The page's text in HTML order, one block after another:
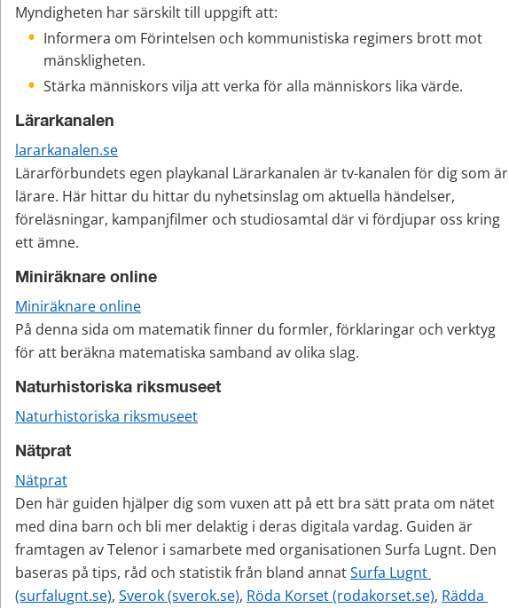
Myndigheten har särskilt till uppgift att:
Informera om Förintelsen och kommunistiska regimers brott mot
mänskligheten.
Stärka människors vilja att verka för alla människors lika värde.
Lärarkanalen
lararkanalen.se
Lärarförbundets egen playkanal Lärarkanalen är tv-kanalen för dig som är
lärare. Här hittar du hittar du nyhetsinslag om aktuella händelser,
föreläsningar, kampanjfilmer och studiosamtal där vi fördjupar oss kring
ett ämne.
Miniräknare online
Miniräknare online
På denna sida om matematik finner du formler, förklaringar och verktyg
för att beräkna matematiska samband av olika slag.
Naturhistoriska riksmuseet
Naturhistoriska riksmuseet
Nätprat
Nätprat
Den här guiden hjälper dig som vuxen att på ett bra sätt prata om nätet
med dina barn och bli mer delaktig i deras digitala vardag. Guiden är
framtagen av Telenor i samarbete med organisationen Surfa Lugnt. Den
baseras på tips, råd och statistik från bland annat Surfa Lugnt
(surfalugnt.se), Sverok (sverok.se), Röda Korset (rodakorset.se), Rädda